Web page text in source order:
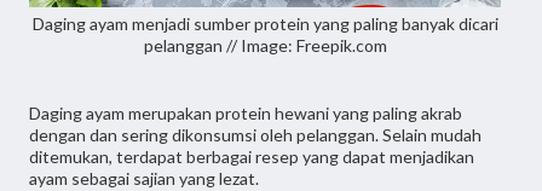
Daging ayam menjadi sumber protein yang paling banyak dicari
pelanggan // Image: Freepik.com
Daging ayam merupakan protein hewani yang paling akrab
dengan dan sering dikonsumsi oleh pelanggan. Selain mudah
ditemukan, terdapat berbagai resep yang dapat menjadikan
ayam sebagai sajian yang lezat.